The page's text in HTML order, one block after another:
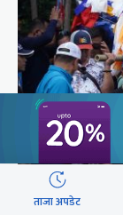
पर्वतारोही
ताजा अपडेट